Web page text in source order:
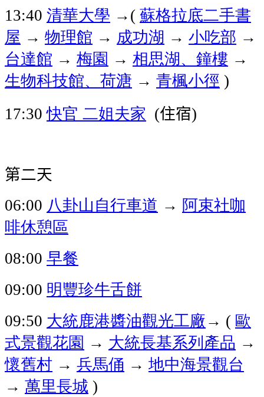
13:40 清華大學 → ( 蘇格拉底二手書
屋 → 物理館 → 成功湖 → 小吃部 →
台達館 → 梅園 → 相思湖、鐘樓 →
生物科技館、荷溏 → 青楓小徑 )
17:30快官 二姐夫家 (住宿)
第二天
06:00 八卦山自行車道 → 阿束社咖
啡休憩區
08:00 早餐
09:00 明豐珍牛舌餅
09:50 大統鹿港醬油觀光工廠→ ( 歐
式景觀花園 → 大統長基系列產品 →
懷舊村 → 兵馬俑 → 地中海景觀台
→ 萬里長城 )